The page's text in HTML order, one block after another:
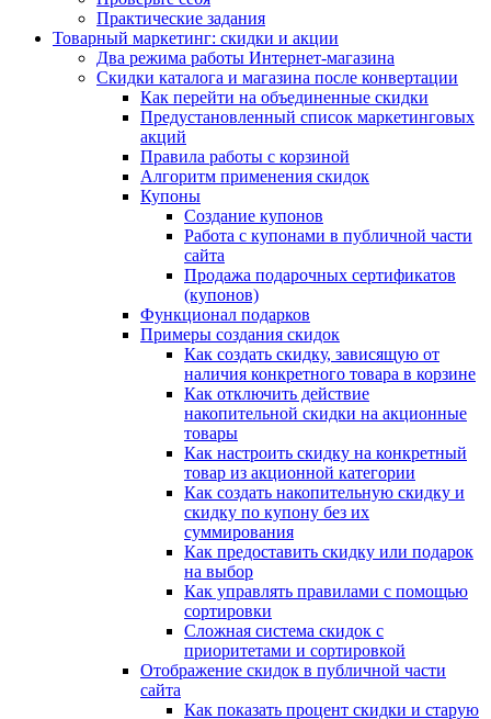
Практические задания
Товарный маркетинг: скидки и акции
Два режима работы Интернет-магазина
Скидки каталога и магазина после конвертации
Как перейти на объединенные скидки
Предустановленный список маркетинговых
акций
Правила работы с корзиной
Алгоритм применения скидок
Купоны
Создание купонов
Работа с купонами в публичной части
сайта
Продажа подарочных сертификатов
(купонов)
Функционал подарков
Примеры создания скидок
Как создать скидку, зависящую от
наличия конкретного товара в корзине
Как отключить действие
накопительной скидки на акционные
товары
Как настроить скидку на конкретный
товар из акционной категории
Как создать накопительную скидку и
скидку по купону без их
суммирования
Как предоставить скидку или подарок
на выбор
Как управлять правилами с помощью
сортировки
Сложная система скидок с
приоритетами и сортировкой
Отображение скидок в публичной части
сайта
Как показать процент скидки и старую